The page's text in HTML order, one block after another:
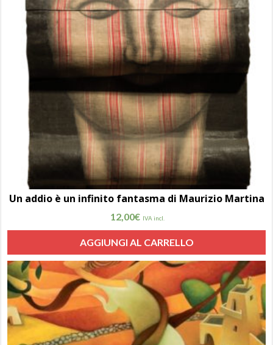
Un addio è un infinito fantasma di Maurizio Martina
12,00€ IVA incl.
AGGIUNGI AL CARRELLO